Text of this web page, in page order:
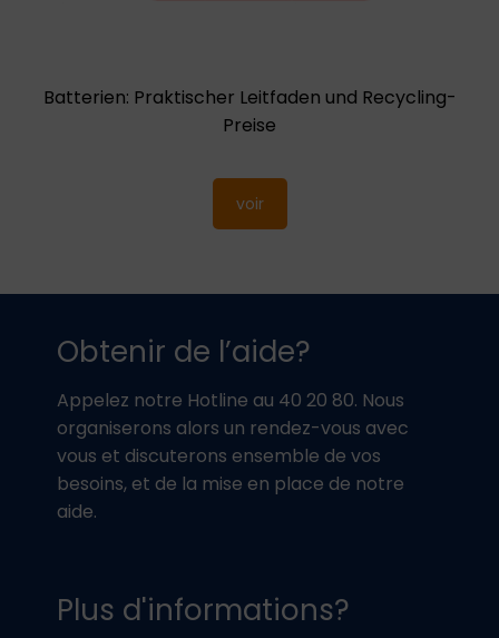
Batterien: Praktischer Leitfaden und Recycling-
Preise
voir
Obtenir de l’aide?
Appelez notre Hotline au 40 20 80. Nous
organiserons alors un rendez-vous avec
vous et discuterons ensemble de vos
besoins, et de la mise en place de notre
aide.
Plus d'informations?